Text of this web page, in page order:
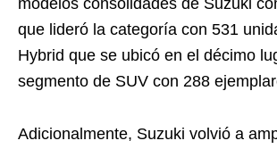
modelos consolidades de Suzuki
que lideró la categoría con 531
Hybrid que se ubicó en el décimo
segmento de SUV con 288
Adicionalmente, Suzuki volvió a